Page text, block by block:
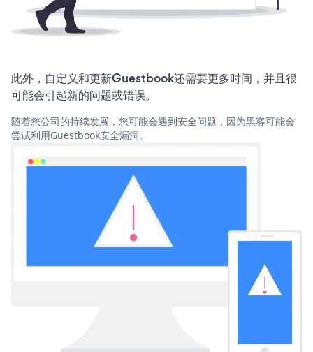
此外，自定义和更新Guestbook还需要更多时间，并且很
可能会引起新的问题或错误。
随着您公司的持续发展，您可能会遇到安全问题，因为黑客可能会
尝试利用Guestbook安全漏洞。